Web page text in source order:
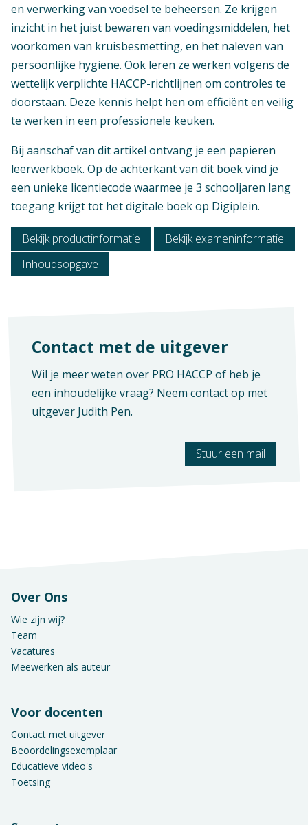
Niveau
Pro
Vak
Verschijningsvorm
en verwerking van voedsel te beheersen. Ze krijgen
inzicht in het juist bewaren van voedingsmiddelen, het
voorkomen van kruisbesmetting, en het naleven van
persoonlijke hygiëne. Ook leren ze werken volgens de
wettelijk verplichte HACCP-richtlijnen om controles te
doorstaan. Deze kennis helpt hen om efficiënt en veilig
te werken in een professionele keuken.
Bij aanschaf van dit artikel ontvang je een papieren
leerwerkboek. Op de achterkant van dit boek vind je
een unieke licentiecode waarmee je 3 schooljaren lang
toegang krijgt tot het digitale boek op Digiplein.
Bekijk productinformatie
Bekijk exameninformatie
Inhoudsopgave
Contact met de uitgever
Wil je meer weten over PRO HACCP of heb je
een inhoudelijke vraag? Neem contact op met
uitgever Judith Pen.
Stuur een mail
Over Ons
Wie zijn wij?
Team
Vacatures
Meewerken als auteur
Voor docenten
Contact met uitgever
Beoordelingsexemplaar
Educatieve video's
Toetsing